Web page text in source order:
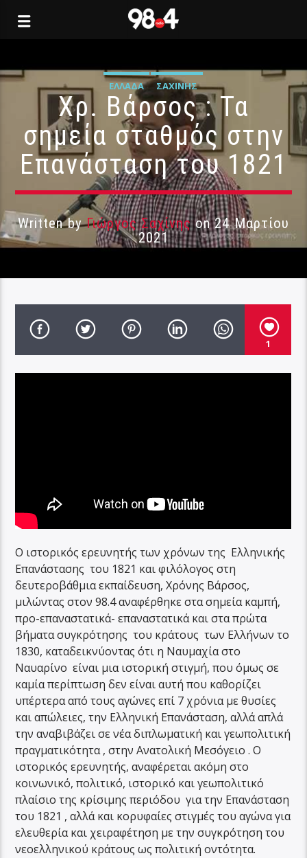
ΕΛΛΆΔΑ ΣΑΧΊΝΗΣ
Χρ. Βάρσος : Τα
σημεία σταθμός στην
Επανάσταση του 1821
Written byΓιώργος Σαχίνηςon 24 Μαρτίου
2021
1
Ο ιστορικός ερευνητής των χρόνων της Ελληνικής
Επανάστασης του 1821 και φιλόλογος στη
δευτεροβάθμια εκπαίδευση, Χρόνης Βάρσος,
μιλώντας στον 98.4 αναφέρθηκε στα σημεία καμπή,
προ-επαναστατικά- επαναστατικά και στα πρώτα
βήματα συγκρότησης του κράτους των Ελλήνων το
1830, καταδεικνύοντας ότι η Ναυμαχία στο
Ναυαρίνο είναι μια ιστορική στιγμή, που όμως σε
καμία περίπτωση δεν είναι αυτή που καθορίζει
υπέρτερα από τους αγώνες επί 7 χρόνια με θυσίες
και απώλειες, την Ελληνική Επανάσταση, αλλά απλά
την αναβιβάζει σε νέα διπλωματική και γεωπολιτική
πραγματικότητα , στην Ανατολική Μεσόγειο . Ο
ιστορικός ερευνητής, αναφέρεται ακόμη στο
κοινωνικό, πολιτικό, ιστορικό και γεωπολιτικό
πλαίσιο της κρίσιμης περιόδου για την Επανάσταση
του 1821 , αλλά και κορυφαίες στιγμές του αγώνα για
ελευθερία και χειραφέτηση με την συγκρότηση του
νεοελληνικού κράτους ως πολιτική οντότητα.